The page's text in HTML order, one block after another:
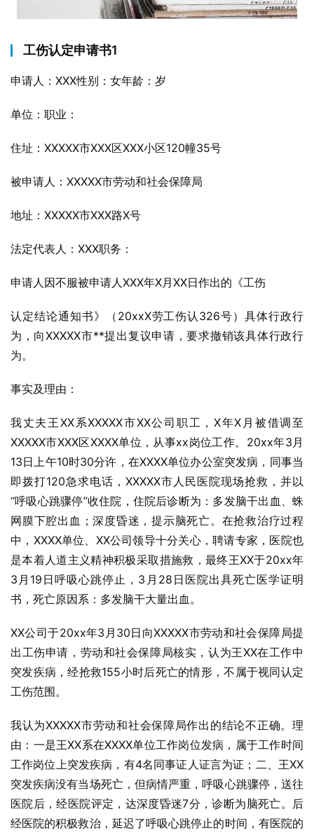
工伤认定申请书1
申请人：XXX性别：女年龄：岁
单位：职业：
住址：XXXXX市XXX区XXX小区120幢35号
被申请人：XXXXX市劳动和社会保障局
地址：XXXXX市XXX路X号
法定代表人：XXX职务：
申请人因不服被申请人XXX年X月XX日作出的《工伤
认定结论通知书》（20xxX劳工伤认326号）具体行政行
为，向XXXXX市**提出复议申请，要求撤销该具体行政行
为。
事实及理由：
我丈夫王XX系XXXXX市XX公司职工，X年X月被借调至
XXXXX市XXX区XXXX单位，从事xx岗位工作。20xx年3月
13日上午10时30分许，在XXXX单位办公室突发病，同事当
即拨打120急求电话，XXXXX市人民医院现场抢救，并以
“呼吸心跳骤停”收住院，住院后诊断为：多发脑干出血、蛛
网膜下腔出血；深度昏迷，提示脑死亡。在抢救治疗过程
中，XXXX单位、XX公司领导十分关心，聘请专家，医院也
是本着人道主义精神积极采取措施救，最终王XX于20xx年
3月19日呼吸心跳停止，3月28日医院出具死亡医学证明
书，死亡原因系：多发脑干大量出血。
XX公司于20xx年3月30日向XXXXX市劳动和社会保障局提
出工伤申请，劳动和社会保障局核实，认为王XX在工作中
突发疾病，经抢救155小时后死亡的情形，不属于视同认定
工伤范围。
我认为XXXXX市劳动和社会保障局作出的结论不正确。理
由：一是王XX系在XXXX单位工作岗位发病，属于工作时间
工作岗位上突发疾病，有4名同事证人证言为证；二、王XX
突发疾病没有当场死亡，但病情严重，呼吸心跳骤停，送往
医院后，经医院评定，达深度昏迷7分，诊断为脑死亡。后
经医院的积极救治，延迟了呼吸心跳停止的时间，有医院的